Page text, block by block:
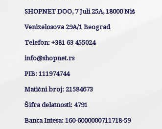
SHOPNET DOO, 7 Juli 25A, 18000 Niš
Venizelosova 29A/1 Beograd
Telefon: +381 63 455024
info@shopnet.rs
PIB: 111974744
Matični broj: 21584673
Šifra delatnosti: 4791
Banca Intesa: 160-6000000711718-59